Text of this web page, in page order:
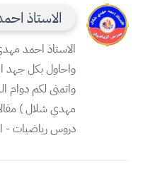
الاستاذ
الاستاذ احمد
واحاول بكل جهد
واتمنى لكم دوام
مهدي شلال )
دروس رياضيات -